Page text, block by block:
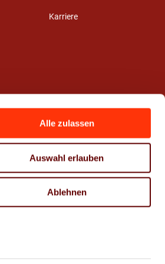
Alle zulassen
Auswahl erlauben
Ablehnen
Karriere